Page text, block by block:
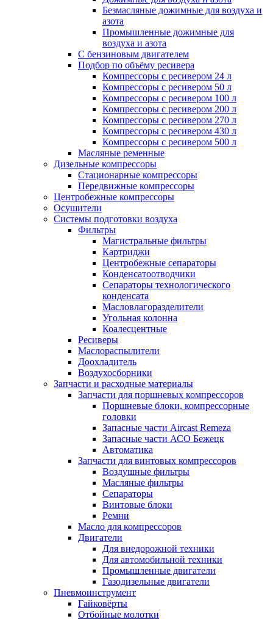
Безмасляные дожимные для воздуха и
азота
Промышленные дожимные для
воздуха и азота
С бензиновым двигателем
Подбор по объёму ресивера
Компрессоры с ресивером 24 л
Компрессоры с ресивером 50 л
Компрессоры с ресивером 100 л
Компрессоры с ресивером 200 л
Компрессоры с ресивером 270 л
Компрессоры с ресивером 430 л
Компрессоры с ресивером 500 л
Масляные ременные
Дизельные компрессоры
Стационарные компрессоры
Передвижные компрессоры
Центробежные компрессоры
Осушители
Системы подготовки воздуха
Фильтры
Магистральные фильтры
Картриджи
Центробежные сепараторы
Конденсатоотводчики
Сепараторы технологического
конденсата
Масловлагоразделители
Угольная колонна
Коалесцентные
Ресиверы
Маслораспылители
Доохладитель
Воздухосборники
Запчасти и расходные материалы
Запчасти для поршневых компрессоров
Поршневые блоки, компрессорные
головки
Запасные части Aircast Remeza
Запасные части АСО Бежецк
Автоматика
Запчасти для винтовых компрессоров
Воздушные фильтры
Масляные фильтры
Сепараторы
Винтовые блоки
Ремни
Масло для компрессоров
Двигатели
Для внедорожной техники
Для автомобильной техники
Промышленные двигатели
Газодизельные двигатели
Пневмоинструмент
Гайковёрты
Отбойные молотки